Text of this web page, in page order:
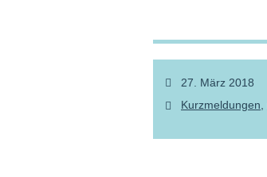
27. März 2018
Kurzmeldungen